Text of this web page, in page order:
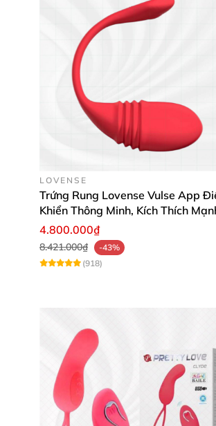
Sản phẩm có đến 6 chế độ
yêu thích. Máy hoạt động
LOVENSE
Trứng Rung Lovense Vulse App
Khiển Thông Minh, Kích Thích
4.800.000₫
8.421.000₫
-43%
(918)